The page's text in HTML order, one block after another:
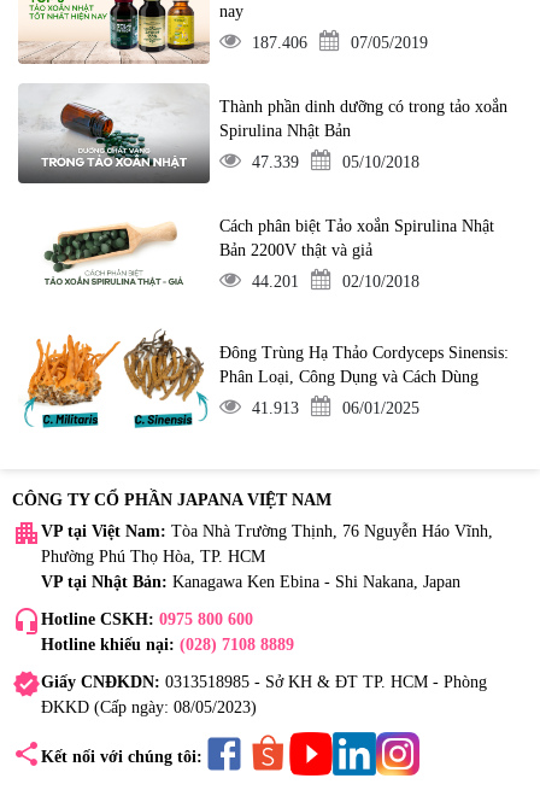
nay
187.406
07/05/2019
Thành phần dinh dưỡng có trong tảo xoắn
Spirulina Nhật Bản
47.339
05/10/2018
Cách phân biệt Tảo xoắn Spirulina Nhật
Bản 2200V thật và giả
44.201
02/10/2018
Đông Trùng Hạ Thảo Cordyceps Sinensis:
Phân Loại, Công Dụng và Cách Dùng
41.913
06/01/2025
CÔNG TY CỔ PHẦN JAPANA VIỆT NAM
apartment VP tại Việt Nam: Tòa Nhà Trường Thịnh, 76 Nguyễn Háo Vĩnh,
Phường Phú Thọ Hòa, TP. HCM
VP tại Nhật Bản: Kanagawa Ken Ebina - Shi Nakana, Japan
headset_mic Hotline CSKH: 0975 800 600
Hotline khiếu nại: (028) 7108 8889
verifiedGiấy CNĐKDN: 0313518985 - Sở KH & ĐT TP. HCM - Phòng
ĐKKD (Cấp ngày: 08/05/2023)
share Kết nối với chúng tôi: